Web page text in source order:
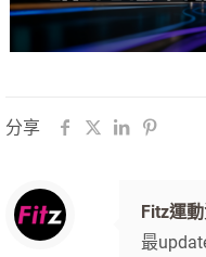
分享
Fitz運
最